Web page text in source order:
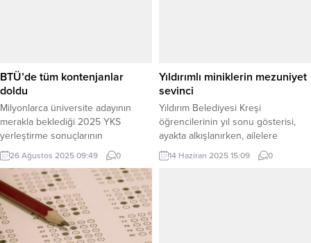
Değişikliği ve Sıfır Atık Müdürlüğü...
faaliyetler düzenlendi. Bu yıl Ekim
ayı, Bakanlıkça...
BTÜ’de tüm kontenjanlar
doldu
Milyonlarca üniversite adayının
merakla beklediği 2025 YKS
yerleştirme sonuçlarının
açıklanmasıyla birlikte Bursa Teknik
Üniversitesinde (BTÜ) bölüm
kontenjanlarının tamamı doldu.
BURSA (İGFA) – YKS’ye girerek
üniversite tercihini yapan
milyonlarca adayın heyecanla
beklediği yerleştirme sonuçları
26 Ağustos 2025 09:49 0
Yıldırımlı miniklerin mezuniyet
sevinci
Yıldırım Belediyesi Kreşi
öğrencilerinin yıl sonu gösterisi,
ayakta alkışlanırken, ailelere
duygusal anlar yaşattı. BURSA
(İGFA) – Yıldırım Belediyesi Kreşi
14 Haziran 2025 15:09 0